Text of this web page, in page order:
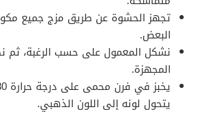
تجهز الحشوة عن طريق مزج جميع
البعض.
نشكل المعمول على حسب الرغبة، ثم
المجهزة.
يتحول لونه إلى اللون الذهبي.